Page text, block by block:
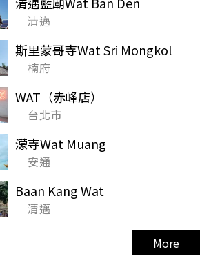
清邁
斯里蒙哥寺Wat Sri Mongkol
楠府
WAT（赤峰店）
台北市
濛寺Wat Muang
安通
Baan Kang Wat
清邁
More